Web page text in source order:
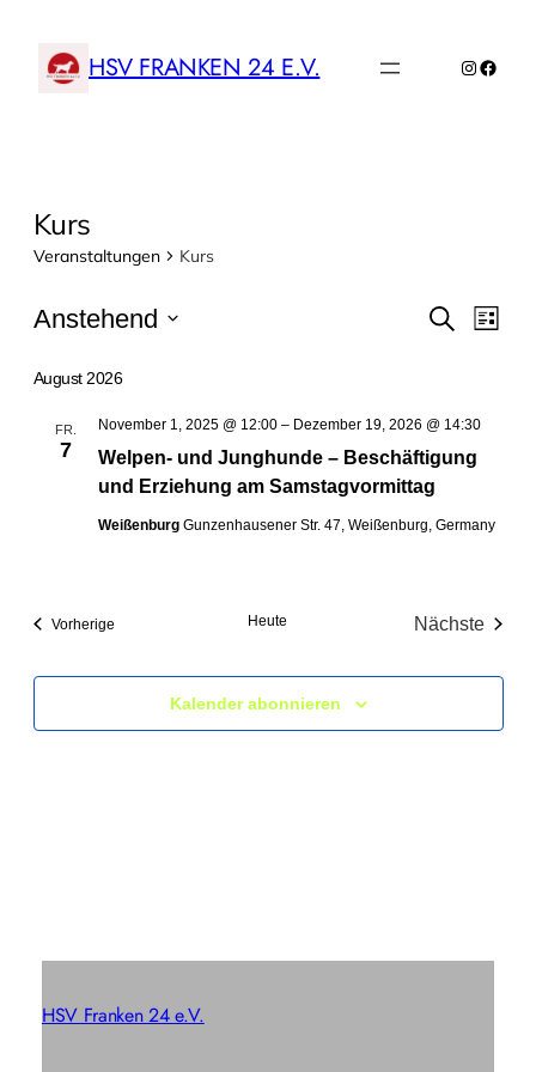
HSV FRANKEN 24 E.V.
Kurs
Veranstaltungen Kurs
Veranstaltungen SucheListe
Anstehend
wählen.
August 2026
FR.
7
Welpen- und Junghunde – Beschäftigung
und Erziehung am Samstagvormittag
November 1, 2025 @ 12:00– Dezember 19, 2026 @ 14:30
Weißenburg Gunzenhausener Str. 47, Weißenburg, Germany
VorherigeVeranstaltungen Heute
Nächste
Kalender abonnieren
HSV Franken 24 e.V.